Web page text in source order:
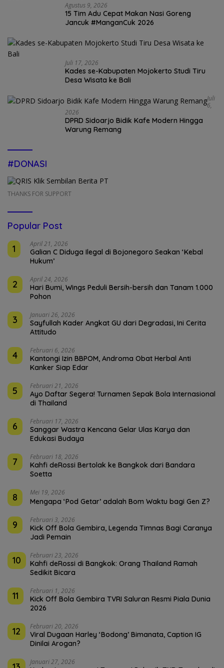
Agustus 9, 2026
15 Tim Adu Cepat Makan Nasi Goreng
Jancuk #ManganCuk 2026
Juli 17, 2026
Kades se-Kabupaten Mojokerto Studi Tiru
Desa Wisata ke Bali
Juli
6,
2026
DPRD Sidoarjo Bidik Kafe Modern Hingga
Warung Remang
#DONASI
THANKS FOR SUPPORT
Popular Post
1
April 21, 2026
Galian C Diduga Ilegal di Bojonegoro Seakan ‘Kebal
Hukum’
2 April 24, 2026
Hari Bumi, Wings Peduli Bersih-bersih dan Tanam 1.000
Pohon
3 Januari 26, 2026
Sayfullah Kader Angkat GU dari Degradasi, Ini Cerita
Attitudo
4 Februari 6, 2026
Kantongi Izin BBPOM, Androma Obat Herbal Anti
Kanker Siap Edar
5 Februari 21, 2026
Ayo Daftar Segera! Turnamen Sepak Bola Internasional
di Thailand
6 Februari 17, 2026
Sanggar Wastra Kencana Gelar Ulas Karya dan
Edukasi Budaya
7 Februari 18, 2026
Kahfi deRossi Bertolak ke Bangkok dari Bandara
Soetta
8 Mei 19, 2026
Mengapa ‘Pod Getar’ adalah Bom Waktu bagi Gen Z?
9 Februari 3, 2026
Kick Off Bola Gembira, Legenda Timnas Bagi Caranya
Jadi Pemain
10 Februari 23, 2026
Kahfi deRossi di Bangkok: Orang Thailand Ramah
Sedikit Bicara
11 Februari 1, 2026
Kick Off Bola Gembira TVRI Saluran Resmi Piala Dunia
2026
12 Februari 20, 2026
Viral Dugaan Harley ‘Bodong’ Bimanata, Caption IG
Dinilai Arogan?
Januari 27, 2026